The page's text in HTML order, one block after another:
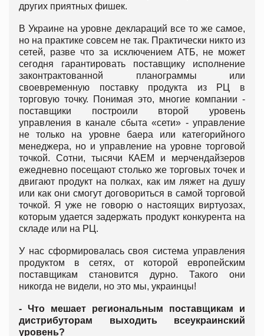
других приятных фишек.
В Украине на уровне деклараций все то же самое,
но на практике совсем не так. Практически никто из
сетей, разве что за исключением АТБ, не может
сегодня гарантировать поставщику исполнение
законтрактованной планограммы или
своевременную поставку продукта из РЦ в
торговую точку. Понимая это, многие компании -
поставщики построили второй уровень
управления в канале сбыта «сети» - управление
не только на уровне баера или категорийного
менеджера, но и управление на уровне торговой
точкой. Сотни, тысячи КАЕМ и мерчендайзеров
ежедневно посещают столько же торговых точек и
двигают продукт на полках, как им ляжет на душу
или как они смогут договориться в самой торговой
точкой. Я уже не говорю о настоящих виртуозах,
которым удается задержать продукт конкурента на
складе или на РЦ.
У нас сформировалась своя система управления
продуктом в сетях, от которой европейским
поставщикам становится дурно. Такого они
никогда не видели, но это мы, украинцы!
- Что мешает региональным поставщикам и
дистрибуторам выходить всеукраинский
уровень?